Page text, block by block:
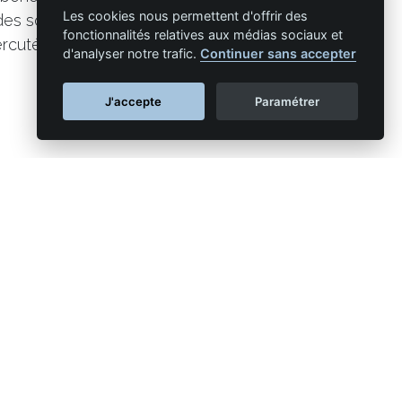
sommets historiques qui ne peuvent
sur les clients finaux.
Les cookies nous permettent d'offrir des
fonctionnalités relatives aux médias sociaux et
d'analyser notre trafic. Continuer sans accepter
J'accepte Paramétrer